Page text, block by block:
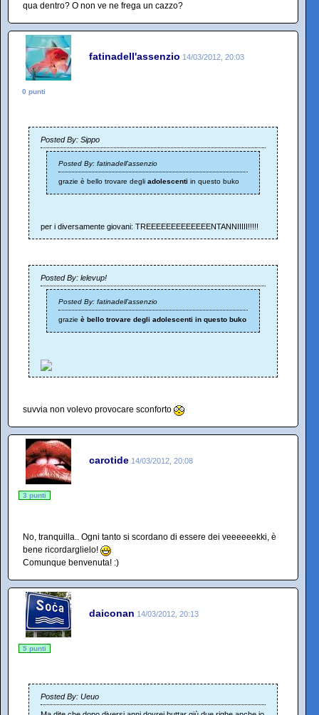
qua dentro? O non ve ne frega un cazzo?
fatinadell'assenzio 14/03/2012, 20:03
0 punti
Posted By: Sippo
Posted By: fatinadell'assenzio
grazie è bello trovare degli adolescenti in questo buko
per i diversamente giovani: TREEEEEEEEEEEEENTANNIIIII!!!!!
Posted By: lelevup!
Posted By: fatinadell'assenzio
grazie è bello trovare degli adolescenti in questo buko
suvvia non volevo provocare sconforto
carotide 14/03/2012, 20:08
3 punti
No, tranquilla.. Ogni tanto si scordano di essere dei veeeeeekki, è
bene ricordarglielo!
Comunque benvenuta! :)
daiconan 14/03/2012, 20:13
5 punti
Posted By: Ueuo